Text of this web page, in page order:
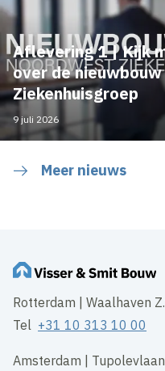
Aflevering 1 | Kijk
over de
Ziekenhuisgroep
9 juli 2026
Meer nieuws
Rotterdam | Waalhaven
Tel +31 10 313 10 00
Amsterdam |